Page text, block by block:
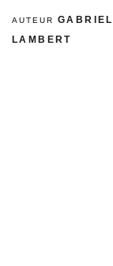
AUTEUR
LAMBERT